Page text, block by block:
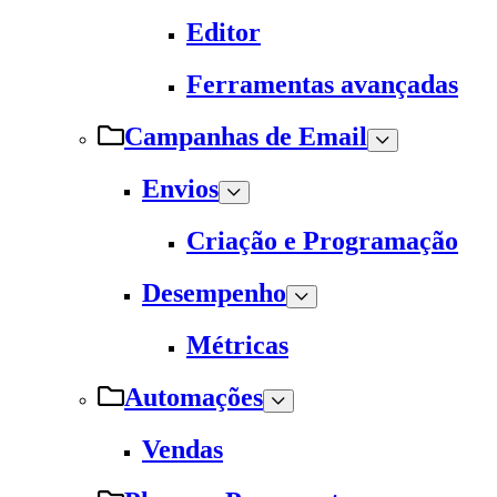
Editor
Ferramentas avançadas
Campanhas de Email
Envios
Criação e Programação
Desempenho
Métricas
Automações
Vendas